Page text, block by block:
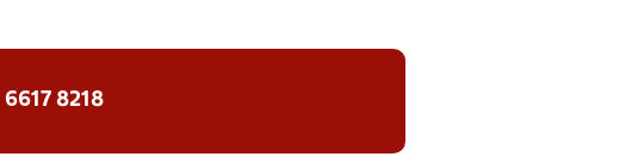
6617 8218